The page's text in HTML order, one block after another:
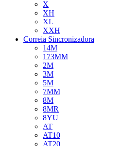
X
XH
XL
XXH
Correia Sincronizadora
14M
173MM
2M
3M
5M
7MM
8M
8MR
8YU
AT
AT10
AT20